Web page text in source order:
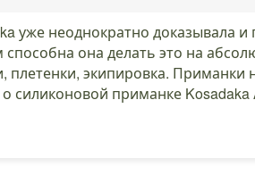
уже неоднократно доказывала и
она делать это на
плетенки, экипировка. Приманки
силиконовой приманке Kosadaka